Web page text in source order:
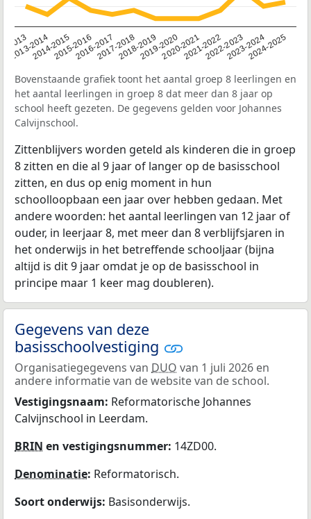
2013
2013-2014
2014-20152015-20162016-20172017-20182018-20192019-20202020-20212021-20222022-20232023-20242024-2025
Bovenstaande grafiek toont het aantal groep 8 leerlingen en
het aantal leerlingen in groep 8 dat meer dan 8 jaar op
school heeft gezeten. De gegevens gelden voor Johannes
Calvijnschool.
Zittenblijvers worden geteld als kinderen die in groep
8 zitten en die al 9 jaar of langer op de basisschool
zitten, en dus op enig moment in hun
schoolloopbaan een jaar over hebben gedaan. Met
andere woorden: het aantal leerlingen van 12 jaar of
ouder, in leerjaar 8, met meer dan 8 verblijfsjaren in
het onderwijs in het betreffende schooljaar (bijna
altijd is dit 9 jaar omdat je op de basisschool in
principe maar 1 keer mag doubleren).
Gegevens van deze
basisschoolvestiging
Organisatiegegevens van DUO van 1 juli 2026 en
andere informatie van de website van de school.
Vestigingsnaam: Reformatorische Johannes
Calvijnschool in Leerdam.
BRIN en vestigingsnummer: 14ZD00.
Denominatie: Reformatorisch.
Soort onderwijs: Basisonderwijs.